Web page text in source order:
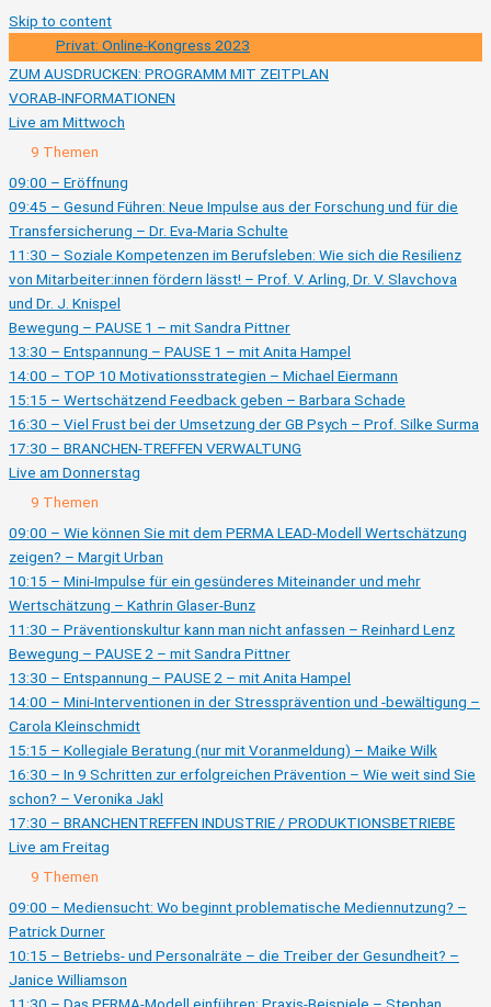
Skip to content
Privat: Online-Kongress 2023
ZUM AUSDRUCKEN: PROGRAMM MIT ZEITPLAN
VORAB-INFORMATIONEN
Live am Mittwoch
Ausklappen
Live
Mittwoch
9 Themen
09:00 – Eröffnung
09:45 – Gesund Führen: Neue Impulse aus der Forschung und für die
Transfersicherung – Dr. Eva-Maria Schulte
11:30 – Soziale Kompetenzen im Berufsleben: Wie sich die Resilienz
von Mitarbeiter:innen fördern lässt! – Prof. V. Arling, Dr. V. Slavchova
und Dr. J. Knispel
Bewegung – PAUSE 1 – mit Sandra Pittner
13:30 – Entspannung – PAUSE 1 – mit Anita Hampel
14:00 – TOP 10 Motivationsstrategien – Michael Eiermann
15:15 – Wertschätzend Feedback geben – Barbara Schade
16:30 – Viel Frust bei der Umsetzung der GB Psych – Prof. Silke Surma
17:30 – BRANCHEN-TREFFEN VERWALTUNG
Live am Donnerstag
Ausklappen
Live
Donnerstag
9 Themen
09:00 – Wie können Sie mit dem PERMA LEAD-Modell Wertschätzung
zeigen? – Margit Urban
10:15 – Mini-Impulse für ein gesünderes Miteinander und mehr
Wertschätzung – Kathrin Glaser-Bunz
11:30 – Präventionskultur kann man nicht anfassen – Reinhard Lenz
Bewegung – PAUSE 2 – mit Sandra Pittner
13:30 – Entspannung – PAUSE 2 – mit Anita Hampel
14:00 – Mini-Interventionen in der Stressprävention und -bewältigung –
Carola Kleinschmidt
15:15 – Kollegiale Beratung (nur mit Voranmeldung) – Maike Wilk
16:30 – In 9 Schritten zur erfolgreichen Prävention – Wie weit sind Sie
schon? – Veronika Jakl
17:30 – BRANCHENTREFFEN INDUSTRIE / PRODUKTIONSBETRIEBE
Live am Freitag
Ausklappen
Live
Freitag
9 Themen
09:00 – Mediensucht: Wo beginnt problematische Mediennutzung? –
Patrick Durner
10:15 – Betriebs- und Personalräte – die Treiber der Gesundheit? –
Janice Williamson